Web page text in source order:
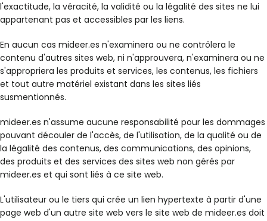
l'exactitude, la véracité, la validité ou la légalité des sites ne lui
appartenant pas et accessibles par les liens.
En aucun cas mideer.es n'examinera ou ne contrôlera le
contenu d'autres sites web, ni n'approuvera, n'examinera ou ne
s'appropriera les produits et services, les contenus, les fichiers
et tout autre matériel existant dans les sites liés
susmentionnés.
mideer.es n'assume aucune responsabilité pour les dommages
pouvant découler de l'accès, de l'utilisation, de la qualité ou de
la légalité des contenus, des communications, des opinions,
des produits et des services des sites web non gérés par
mideer.es et qui sont liés à ce site web.
L'utilisateur ou le tiers qui crée un lien hypertexte à partir d'une
page web d'un autre site web vers le site web de mideer.es doit